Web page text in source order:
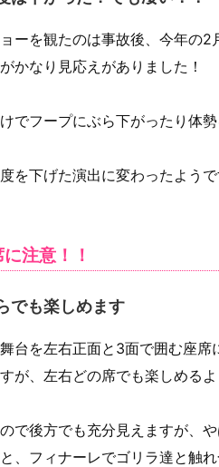
ーを観たのは事故後、今年の2
かなり見応えがありました！
でフープにぶら下がったり体
を下げた演出に変わったよう
注意！！
でも楽しめます
台を左右正面と3面で囲む座席
が、左右どの席でも楽しめるよ
で後方でも充分見えますが、
、フィナーレでゴリラ達と触